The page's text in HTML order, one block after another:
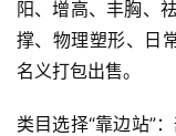
阳、增高、丰胸、
撑、物理塑形、日
名义打包出售。
类目选择“靠边站”